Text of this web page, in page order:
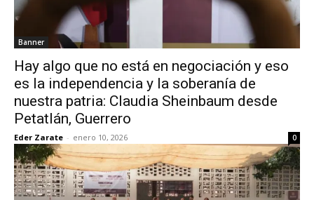
Banner
Hay algo que no está en negociación y eso
es la independencia y la soberanía de
nuestra patria: Claudia Sheinbaum desde
Petatlán, Guerrero
Eder Zarate - enero 10, 2026 0